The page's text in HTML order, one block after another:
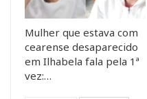
Mulher que estava com
cearense desaparecido
em Ilhabela fala pela 1ª
vez:…